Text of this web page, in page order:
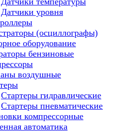
Датчики уровня
(осциллографы)
оборудование
бензиновые
воздушные
Стартеры гидравлические
Стартеры пневматические
компрессорные
автоматика